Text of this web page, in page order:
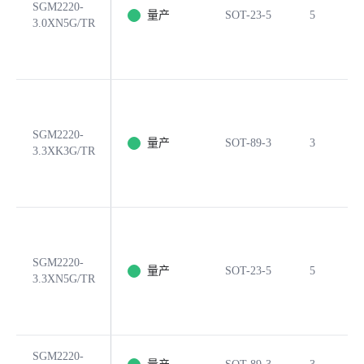
SGM2220-
3.0XN5G/TR
量产 SOT-23-5 5
SGM2220-
3.3XK3G/TR
量产 SOT-89-3 3
SGM2220-
3.3XN5G/TR
量产 SOT-23-5 5
SGM2220-